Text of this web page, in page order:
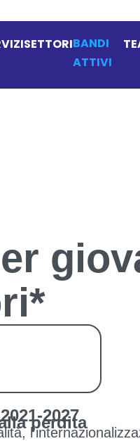
SETTORIBANDI
ATTIVI
2021-2027
perdita